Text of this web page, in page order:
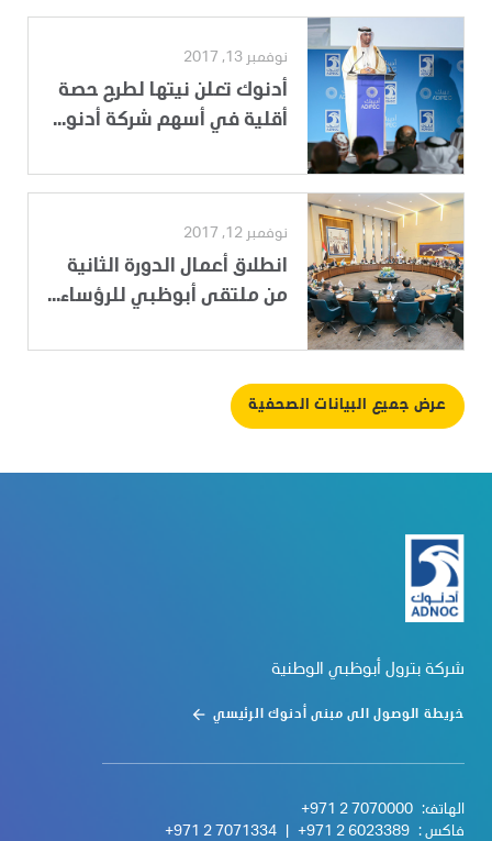
نوفمبر 13, 2017
أدنوك تعلن نيتها لطرح حصة
أقلية في أسهم شركة أدنو...
نوفمبر 12, 2017
انطلاق أعمال الدورة الثانية
من ملتقى أبوظبي للرؤساء...
عرض جميع البيانات الصحفية
شركة بترول أبوظبي الوطنية
خريطة الوصول الى مبنى أدنوك الرئيسي
الهاتف: +971 2 7070000
فاكس : +971 2 6023389
+971 2 7071334